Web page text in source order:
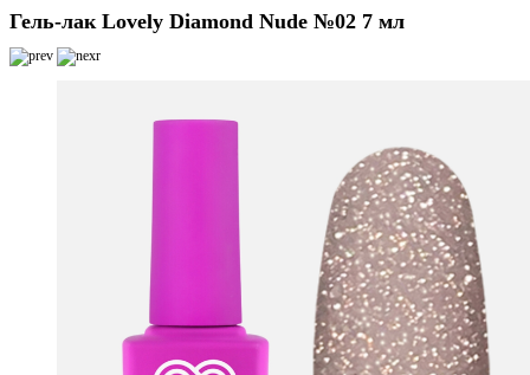
Гель-лак Lovely Diamond Nude №02 7 мл